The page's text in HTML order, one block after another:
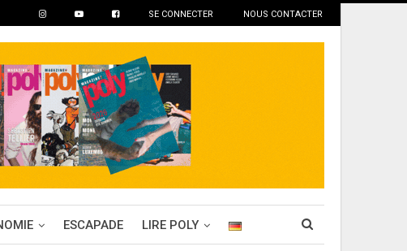
SE CONNECTER NOUS CONTACTER
ESCAPADE LIRE POLY